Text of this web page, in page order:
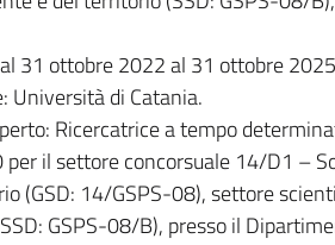
31 ottobre 2022 al 31 ottobre 2025
Università di Catania.
Ricercatrice a tempo
il settore concorsuale 14/D1 –
(GSD: 14/GSPS-08), settore
GSPS-08/B), presso il